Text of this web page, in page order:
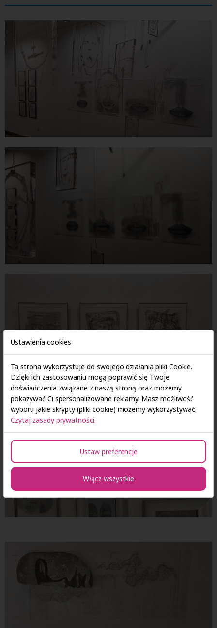
Ustawienia cookies
Ta strona wykorzystuje do swojego działania pliki Cookie.
Dzięki ich zastosowaniu mogą poprawić się Twoje
doświadczenia związane z naszą stroną oraz możemy
pokazywać Ci spersonalizowane reklamy. Masz możliwość
wyboru jakie skrypty (pliki cookie) możemy wykorzystywać.
Czytaj zasady prywatności.
Ustaw preferencje
Włącz wszystkie